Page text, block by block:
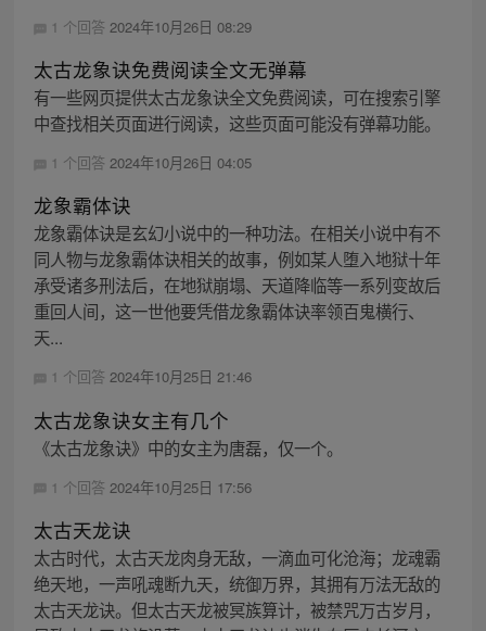
1 个回答 2024年10月26日 08:29
太古龙象诀免费阅读全文无弹幕
有一些网页提供太古龙象诀全文免费阅读，可在搜索引擎
中查找相关页面进行阅读，这些页面可能没有弹幕功能。
1 个回答 2024年10月26日 04:05
龙象霸体诀
龙象霸体诀是玄幻小说中的一种功法。在相关小说中有不
同人物与龙象霸体诀相关的故事，例如某人堕入地狱十年
承受诸多刑法后，在地狱崩塌、天道降临等一系列变故后
重回人间，这一世他要凭借龙象霸体诀率领百鬼横行、
天...
1 个回答 2024年10月25日 21:46
太古龙象诀女主有几个
《太古龙象诀》中的女主为唐磊，仅一个。
1 个回答 2024年10月25日 17:56
太古天龙诀
太古时代，太古天龙肉身无敌，一滴血可化沧海；龙魂霸
绝天地，一声吼魂断九天，统御万界，其拥有万法无敌的
太古天龙诀。但太古天龙被冥族算计，被禁咒万古岁月，